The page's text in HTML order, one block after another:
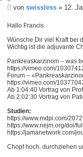
i
t
e
e
n
B
i
r
a
g
von swissless » 12.
Hallo Francis
Wünsche Dir viel Kraft bei
Wichtig ist die adjuvante
Pankreaskarzinom – was
https://vimeo.com/
Forum –
https://vimeo.com/
Ab 1:04:40 Vortrag von
Ab 2:02:30 Vortrag von
Studien:
https://www.mdpi.com/
https://www.nejm.org/doi/
https://jamanetwork.com/
Chopf hoch, durchziehen